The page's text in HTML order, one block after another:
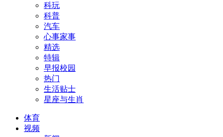
科玩
科普
汽车
心事家事
精选
特辑
早报校园
热门
生活贴士
星座与生肖
体育
视频